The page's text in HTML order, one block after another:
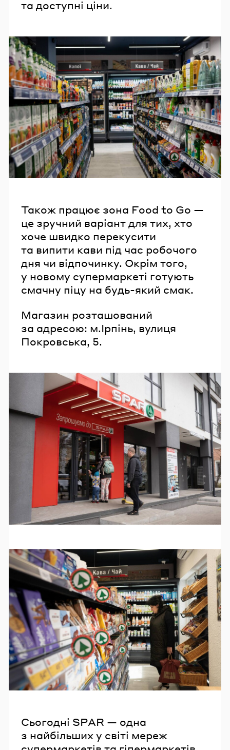
та доступні ціни.
Також працює зона Food to Go —
це зручний варіант для тих, хто
хоче швидко перекусити
та випити кави під час робочого
дня чи відпочинку. Окрім того,
у новому супермаркеті готують
смачну піцу на будь-який смак.
Магазин розташований
за адресою: м.Ірпінь, вулиця
Покровська, 5.
Сьогодні SPAR — одна
з найбільших у світі мереж